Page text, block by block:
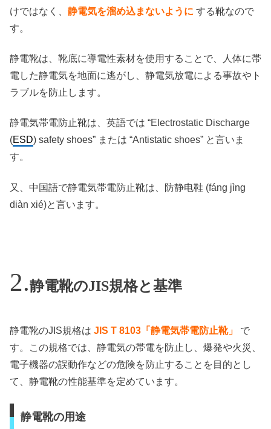
けではなく、 静電気を溜め込まないように する靴なので
す。
静電靴は、靴底に導電性素材を使用することで、人体に帯
電した静電気を地面に逃がし、静電気放電による事故やト
ラブルを防止します。
静電気帯電防止靴は、英語では “Electrostatic Discharge
(ESD) safety shoes” または “Antistatic shoes” と言いま
す。
又、中国語で静電気帯電防止靴は、防静电鞋 (fáng jìng
diàn xié)と言います。
静電靴のJIS規格と基準
静電靴のJIS規格は JIS T 8103「静電気帯電防止靴」
で
す。この規格では、静電気の帯電を防止し、爆発や火災、
電子機器の誤動作などの危険を防止することを目的とし
て、静電靴の性能基準を定めています。
静電靴の用途